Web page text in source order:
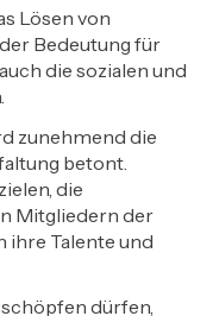
Lösen von
Bedeutung für
die sozialen und
zunehmend die
betont.
die
Mitgliedern der
ihre Talente und
dürfen,